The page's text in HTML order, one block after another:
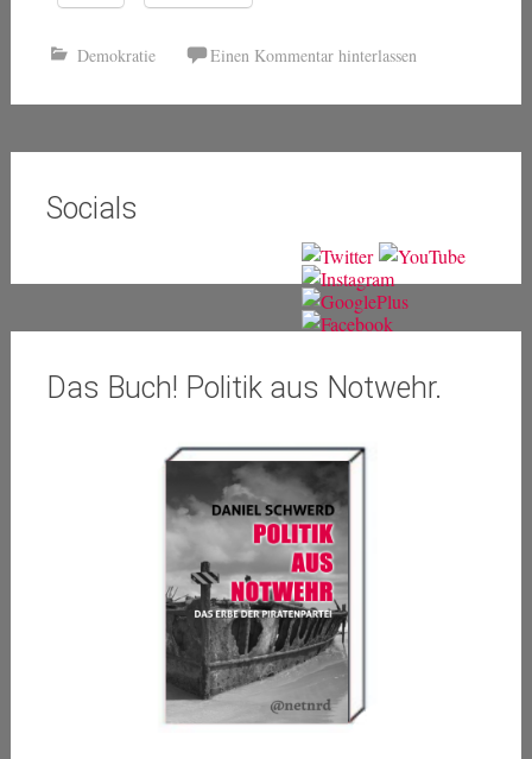
Demokratie Einen Kommentar hinterlassen
Socials
Das Buch! Politik aus Notwehr.